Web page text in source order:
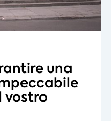
una
vostro